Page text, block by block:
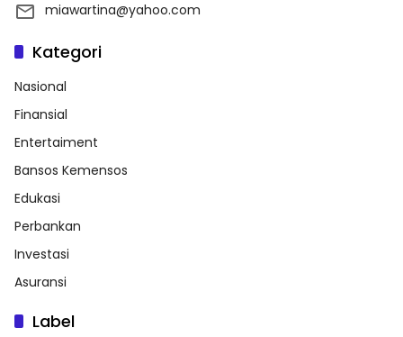
miawartina@yahoo.com
Kategori
Nasional
Finansial
Entertaiment
Bansos Kemensos
Edukasi
Perbankan
Investasi
Asuransi
Label